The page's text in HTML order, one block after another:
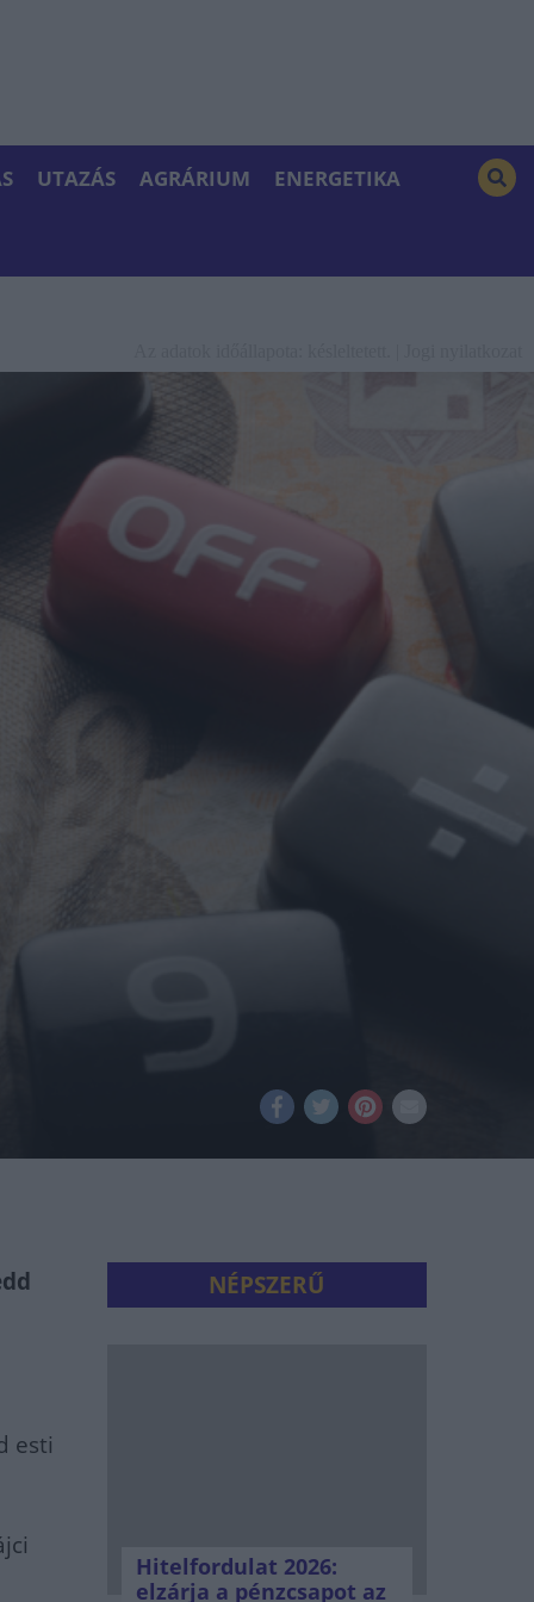
UTAZÁS AGRÁRIUM ENERGETIKA
esti
NÉPSZERŰ
Hitelfordulat 2026:
elzárja a pénzcsapot az